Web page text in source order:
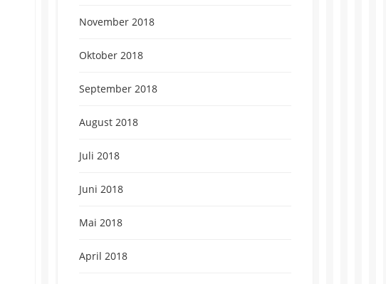
November 2018
Oktober 2018
September 2018
August 2018
Juli 2018
Juni 2018
Mai 2018
April 2018